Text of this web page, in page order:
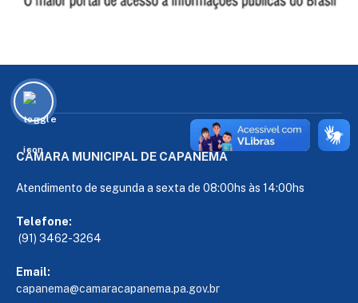
CÂMARA MUNICIPAL DE CAPANEMA
Atendimento de segunda a sexta de 08:00hs às 14:00hs
Telefone:
(91) 3462-3264
Email:
capanema@camaracapanema.pa.gov.br